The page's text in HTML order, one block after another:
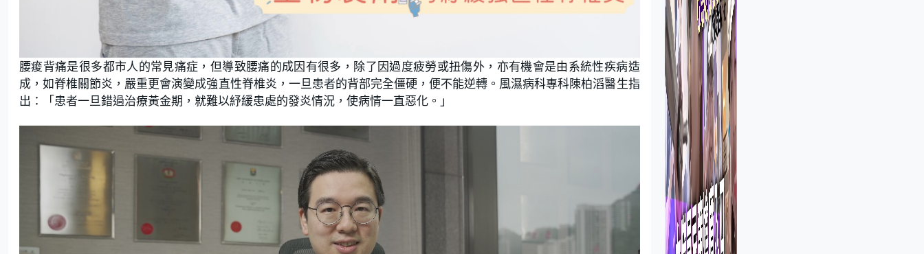
腰痠背痛是很多都市人的常見痛症，但導致腰痛的成因有很多，除了因過度疲勞或扭傷外，亦有機會是由系統性疾病造
成，如脊椎關節炎，嚴重更會演變成強直性脊椎炎，一旦患者的背部完全僵硬，便不能逆轉。風濕病科專科陳柏滔醫生指
出：「患者一旦錯過治療黃金期，就難以紓緩患處的發炎情況，使病情一直惡化。」